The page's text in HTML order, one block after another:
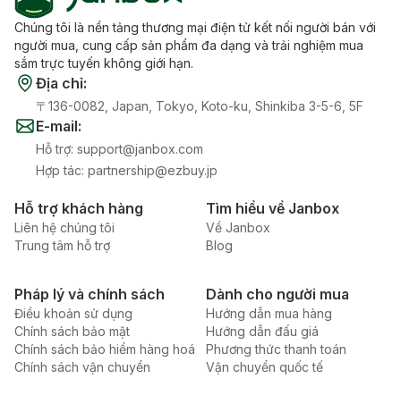
Chúng tôi là nền tảng thương mại điện tử kết nối người bán với
người mua, cung cấp sản phẩm đa dạng và trải nghiệm mua
sắm trực tuyến không giới hạn.
Địa chỉ:
〒136-0082, Japan, Tokyo, Koto-ku, Shinkiba 3-5-6, 5F
E-mail:
Hỗ trợ: support@janbox.com
Hợp tác: partnership@ezbuy.jp
Hỗ trợ khách hàng
Liên hệ chúng tôi
Trung tâm hỗ trợ
Tìm hiểu về Janbox
Về Janbox
Blog
Pháp lý và chính sách
Điều khoản sử dụng
Chính sách bảo mật
Chính sách bảo hiểm hàng hoá
Chính sách vận chuyển
Dành cho người mua
Hướng dẫn mua hàng
Hướng dẫn đấu giá
Phương thức thanh toán
Vận chuyển quốc tế